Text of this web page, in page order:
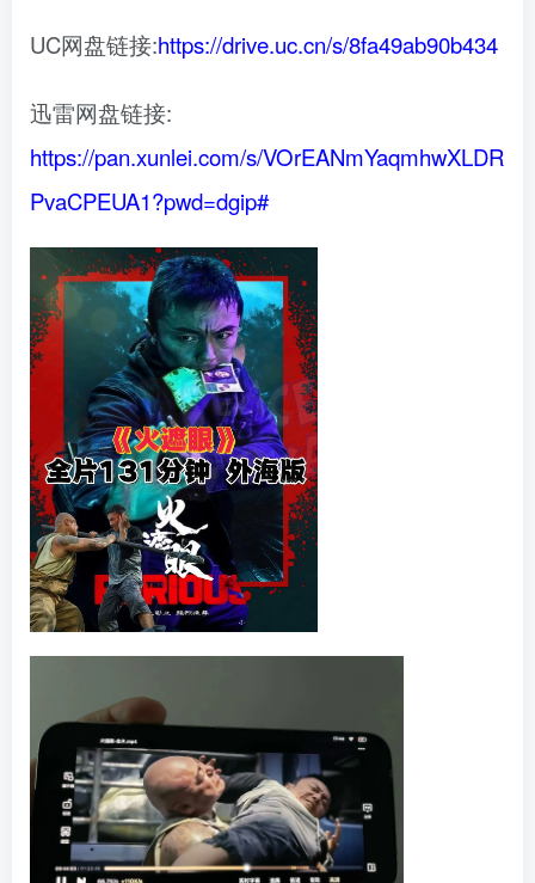
UC网盘链接:https://drive.uc.cn/s/8fa49ab90b434
迅雷网盘链接:
https://pan.xunlei.com/s/VOrEANmYaqmhwXLDR
PvaCPEUA1?pwd=dgip#